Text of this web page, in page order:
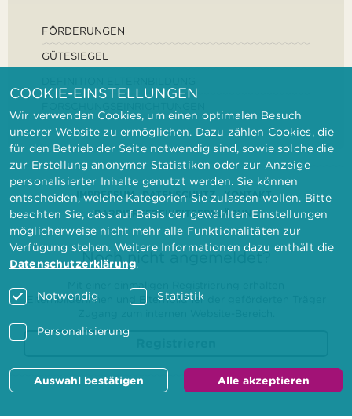
FÖRDERUNGEN
GÜTESIEGEL
IMPRESSUM DATENSCHUTZ
KONTAKT
BARRIEREFREIHEITSERKLÄRUNG
Noch nicht angemeldet?
Mit einer einmaligen Registrierung erhalten
Elternbilderinnen und Elternbildner der geförderten Träger
COOKIE-EINSTELLUNGEN
Wir verwenden Cookies, um einen optimalen Besuch
unserer Website zu ermöglichen. Dazu zählen Cookies, die
für den Betrieb der Seite notwendig sind, sowie solche die
zur Erstellung anonymer Statistiken oder zur Anzeige
personalisierter Inhalte genutzt werden. Sie können
entscheiden, welche Kategorien Sie zulassen wollen. Bitte
beachten Sie, dass auf Basis der gewählten Einstellungen
möglicherweise nicht mehr alle Funktionalitäten zur
Verfügung stehen. Weitere Informationen dazu enthält die
Datenschutzerklärung.
Notwendig Statistik
Personalisierung
Auswahl bestätigen Alle akzeptieren